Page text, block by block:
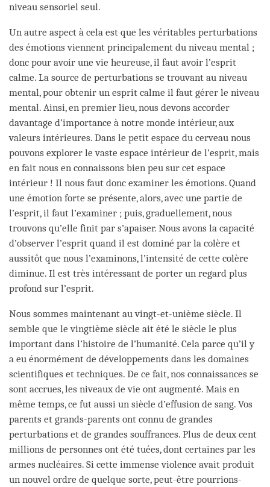
niveau sensoriel seul.
Un autre aspect à cela est que les véritables perturbations
des émotions viennent principalement du niveau mental ;
donc pour avoir une vie heureuse, il faut avoir l’esprit
calme. La source de perturbations se trouvant au niveau
mental, pour obtenir un esprit calme il faut gérer le niveau
mental. Ainsi, en premier lieu, nous devons accorder
davantage d’importance à notre monde intérieur, aux
valeurs intérieures. Dans le petit espace du cerveau nous
pouvons explorer le vaste espace intérieur de l’esprit, mais
en fait nous en connaissons bien peu sur cet espace
intérieur ! Il nous faut donc examiner les émotions. Quand
une émotion forte se présente, alors, avec une partie de
l’esprit, il faut l’examiner ; puis, graduellement, nous
trouvons qu’elle finit par s’apaiser. Nous avons la capacité
d’observer l’esprit quand il est dominé par la colère et
aussitôt que nous l’examinons, l’intensité de cette colère
diminue. Il est très intéressant de porter un regard plus
profond sur l’esprit.
Nous sommes maintenant au vingt-et-unième siècle. Il
semble que le vingtième siècle ait été le siècle le plus
important dans l’histoire de l’humanité. Cela parce qu’il y
a eu énormément de développements dans les domaines
scientifiques et techniques. De ce fait, nos connaissances se
sont accrues, les niveaux de vie ont augmenté. Mais en
même temps, ce fut aussi un siècle d’effusion de sang. Vos
parents et grands-parents ont connu de grandes
perturbations et de grandes souffrances. Plus de deux cent
millions de personnes ont été tuées, dont certaines par les
armes nucléaires. Si cette immense violence avait produit
un nouvel ordre de quelque sorte, peut-être pourrions-